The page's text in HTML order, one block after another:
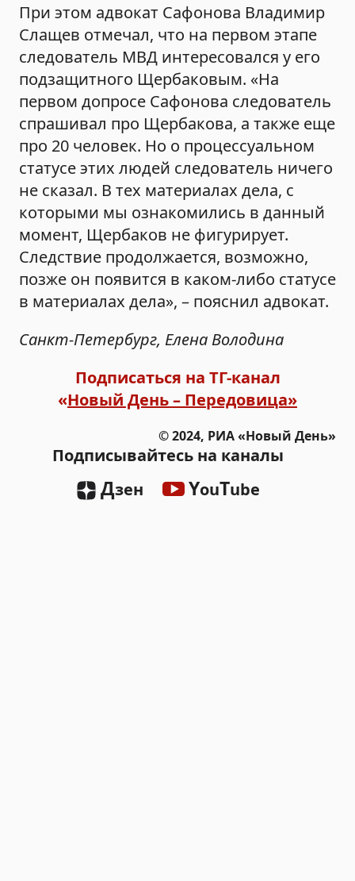
При этом адвокат Сафонова Владимир
Слащев отмечал, что на первом этапе
следователь МВД интересовался у его
подзащитного Щербаковым. «На
первом допросе Сафонова следователь
спрашивал про Щербакова, а также еще
про 20 человек. Но о процессуальном
статусе этих людей следователь ничего
не сказал. В тех материалах дела, с
которыми мы ознакомились в данный
момент, Щербаков не фигурирует.
Следствие продолжается, возможно,
позже он появится в каком-либо статусе
в материалах дела», – пояснил адвокат.
Санкт-Петербург, Елена Володина
Подписаться на ТГ-канал
«Новый День – Передовица»
© 2024, РИА «Новый День»
Подписывайтесь на каналы
Дзен YouTube